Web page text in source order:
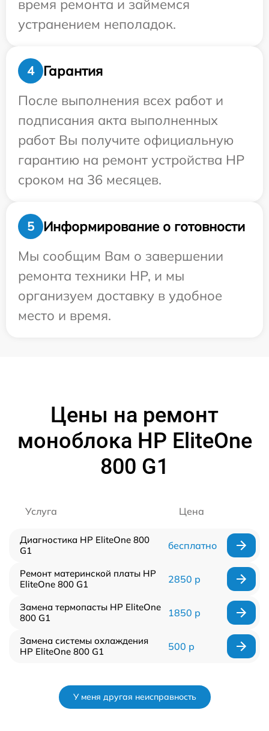
время ремонта и займемся
устранением неполадок.
4
Гарантия
После выполнения всех работ и
подписания акта выполненных
работ Вы получите официальную
гарантию на ремонт устройства HP
сроком на 36 месяцев.
5
Информирование о готовности
Мы сообщим Вам о завершении
ремонта техники HP, и мы
организуем доставку в удобное
место и время.
Цены на ремонт
моноблока HP EliteOne
800 G1
Услуга Цена
Диагностика HP EliteOne 800
G1
бесплатно
Ремонт материнской платы HP
EliteOne 800 G1
2850 р
Замена термопасты HP EliteOne
800 G1
1850 р
Замена системы охлаждения
HP EliteOne 800 G1
500 р
У меня другая неисправность